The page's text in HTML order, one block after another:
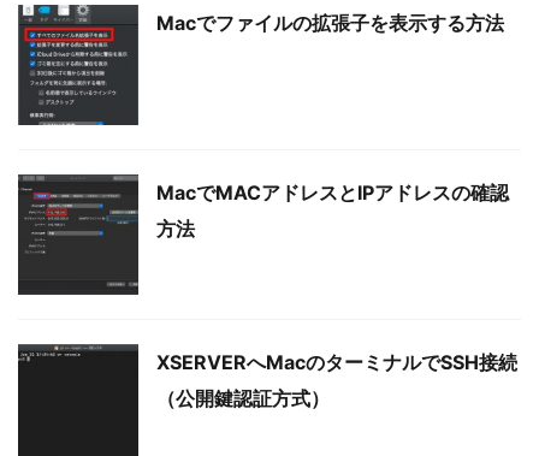
Macでファイルの拡張子を表示する方法
MacでMACアドレスとIPアドレスの確認
方法
XSERVERへMacのターミナルでSSH接続
（公開鍵認証方式）